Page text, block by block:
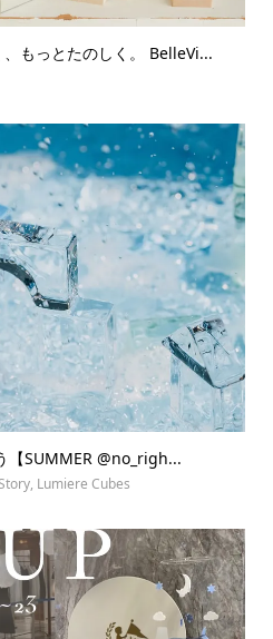
もっとたのしく。 BelleVi...
【SUMMER @no_righ...
, Lumiere Cubes